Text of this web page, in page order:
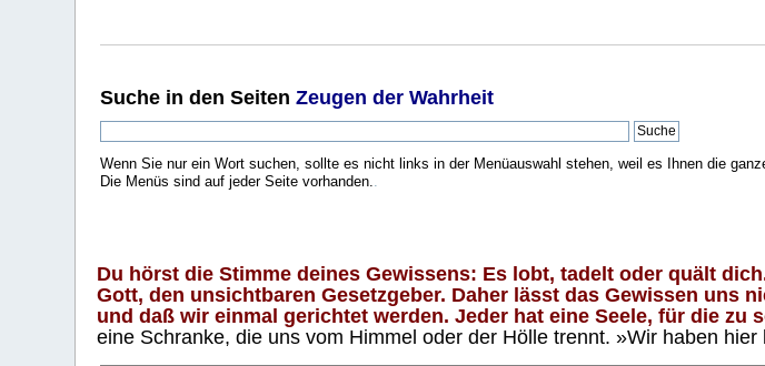
Suche in den SeitenZeugen der Wahrheit
Wenn Sie nur ein Wort suchen, sollte es nicht links in der Menüauswahl stehen, weil es Ihnen die
Die Menüs sind auf jeder Seite vorhanden..
Du hörst die Stimme deines Gewissens: Es lobt, tadelt oder quält
Gott, den unsichtbaren Gesetzgeber. Daher lässt das Gewissen uns
und daß wir einmal gerichtet werden. Jeder hat eine Seele, für die zu
eine Schranke, die uns vom Himmel oder der Hölle trennt. »Wir haben